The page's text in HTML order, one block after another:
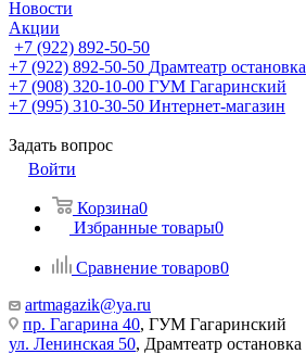
Новости
Акции
+7 (922) 892-50-50
+7 (922) 892-50-50 Драмтеатр остановка
+7 (908) 320-10-00 ГУМ Гагаринский
+7 (995) 310-30-50 Интернет-магазин
Задать вопрос
Войти
Корзина0
Избранные товары0
Сравнение товаров0
artmagazik@ya.ru
пр. Гагарина 40, ГУМ Гагаринский
ул. Ленинская 50, Драмтеатр остановка